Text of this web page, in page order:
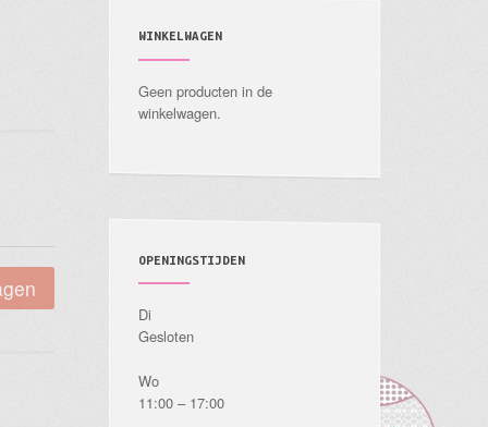
WINKELWAGEN
Geen producten in de
winkelwagen.
OPENINGSTIJDEN
Di
Gesloten
Wo
11:00 – 17:00